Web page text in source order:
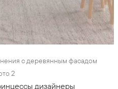
с деревянным фасадом
2
дизайнеры